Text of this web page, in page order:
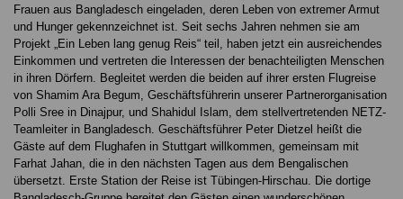
Frauen aus Bangladesch eingeladen, deren Leben von extremer Armut
und Hunger gekennzeichnet ist. Seit sechs Jahren nehmen sie am
Projekt „Ein Leben lang genug Reis“ teil, haben jetzt ein ausreichendes
Einkommen und vertreten die Interessen der benachteiligten Menschen
in ihren Dörfern. Begleitet werden die beiden auf ihrer ersten Flugreise
von Shamim Ara Begum, Geschäftsführerin unserer Partnerorganisation
Polli Sree in Dinajpur, und Shahidul Islam, dem stellvertretenden NETZ-
Teamleiter in Bangladesch. Geschäftsführer Peter Dietzel heißt die
Gäste auf dem Flughafen in Stuttgart willkommen, gemeinsam mit
Farhat Jahan, die in den nächsten Tagen aus dem Bengalischen
übersetzt. Erste Station der Reise ist Tübingen-Hirschau. Die dortige